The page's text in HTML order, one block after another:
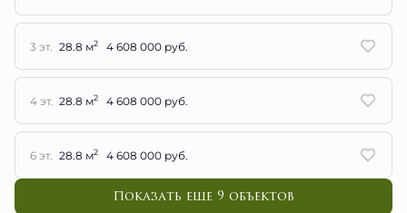
3 эт. 28.8 м2 4 608 000 руб.
4 эт. 28.8 м2 4 608 000 руб.
6 эт. 28.8 м2 4 608 000 руб.
Показать еще 9 объектов